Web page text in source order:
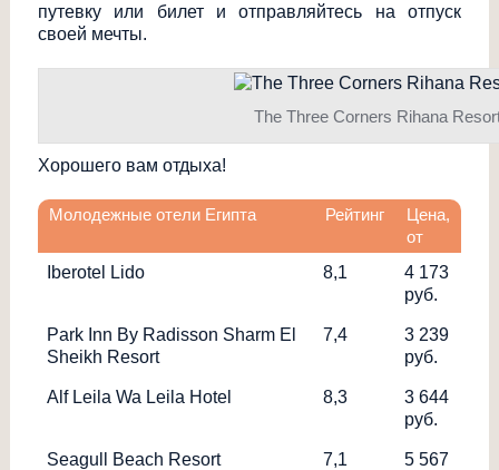
путевку или билет и отправляйтесь на отпуск
своей мечты.
The Three Corners Rihana
Хорошего вам отдыха!
Молодежные отели Египта Рейтинг
Цена,
от
Iberotel Lido
8,1
4 173
руб.
Park Inn By Radisson Sharm El
Sheikh Resort
7,4
3 239
руб.
Alf Leila Wa Leila Hotel 8,3
3 644
руб.
Seagull Beach Resort 7,1
5 567